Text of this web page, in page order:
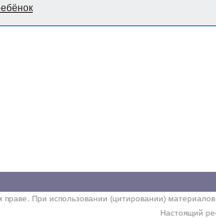
При использовании (цитировании)
Настоящий